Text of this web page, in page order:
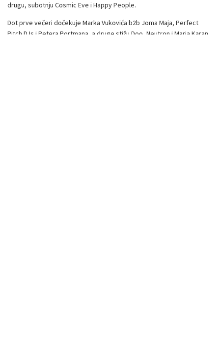
drugu, subotnju Cosmic Eve i Happy People.
Dot prve večeri dočekuje Marka Vukovića b2b Joma Maja, Perfect
Pitch DJs i Petera Portmana, a druge stižu Doo, Neutron i Maria Karan.